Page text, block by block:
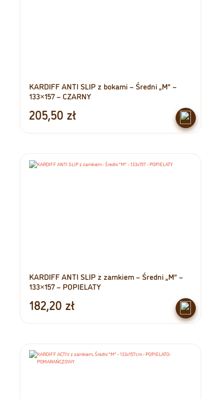
KARDIFF ANTI SLIP z bokami – Średni „M” –
133×157 – CZARNY
205,50 zł
KARDIFF ANTI SLIP z zamkiem – Średni „M” –
133×157 – POPIELATY
182,20 zł